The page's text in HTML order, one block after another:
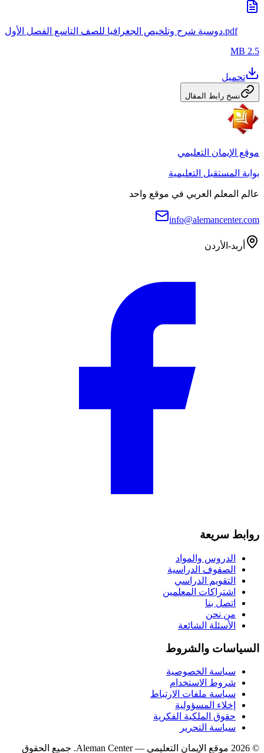
دوسية شرح وتلخيص الجغرافيا للصف التاسع الفصل الأول.pdf
2.5 MB
تحميل
نسخ رابط المقال
موقع الإيمان التعليمي
بوابة المستقبل التعليمية
عالم المعلم العربي في موقع واحد
info@alemancenter.com
أربد-الأردن
روابط سريعة
الدروس والمواد
الصفوف الدراسية
التقويم الدراسي
اشتراكات المعلمين
اتصل بنا
من نحن
الأسئلة الشائعة
السياسات والشروط
سياسة الخصوصية
شروط الاستخدام
سياسة ملفات الارتباط
إخلاء المسؤولية
حقوق الملكية الفكرية
سياسة التحرير
©
2026 موقع الإيمان التعليمي — Aleman Center. جميع الحقوق